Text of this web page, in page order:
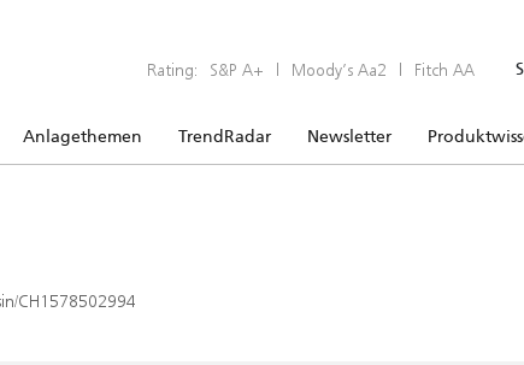
Rating: S&P A+ | Moody’s Aa2 | Fitch AA
Anlagethemen TrendRadar Newsletter
CH1578502994